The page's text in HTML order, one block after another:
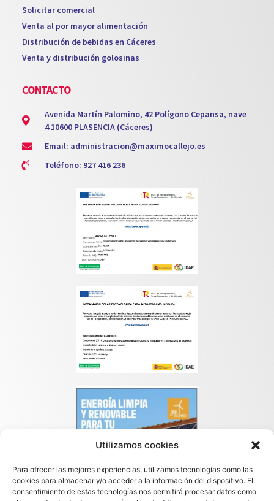
Utilizamos cookies
Para ofrecer las mejores experiencias, utilizamos tecnologías como las
cookies para almacenar y/o acceder a la información del dispositivo. El
consentimiento de estas tecnologías nos permitirá procesar datos como
Solicitar comercial
Venta al por mayor alimentación
Distribución de bebidas en Cáceres
Venta y distribución golosinas
CONTACTO
Avenida Martín Palomino, 42 Polígono Cepansa, nave
4 10600 PLASENCIA (Cáceres)
Email: administracion@maximocallejo.es
Teléfono: 927 416 236